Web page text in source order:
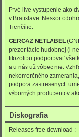
Prvé live vystupenie ako
v Bratislave. Neskor
Trenčíne.
GERGAZ NETLABEL
prezentácie hudobnej (i
filozofiou podporovať
a u nás už vôbec nie.
nekomerčného
podpora zastrešených
výborných producentov
Diskografia
Releases free download :